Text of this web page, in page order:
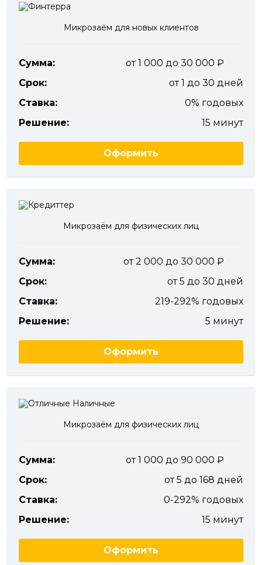
Микрозаём для новых клиентов
Сумма:
от 1 000 до 30 000
Срок:
от 1 до 30 дней
Ставка:
0% годовых
Решение:
15 минут
Оформить
Микрозаём для физических лиц
Сумма:
от 2 000 до 30 000
Срок:
от 5 до 30 дней
Ставка:
219-292% годовых
Решение:
5 минут
Оформить
Микрозаём для физических лиц
Сумма:
от 1 000 до 90 000
Срок:
от 5 до 168 дней
Ставка:
0-292% годовых
Решение:
15 минут
Оформить